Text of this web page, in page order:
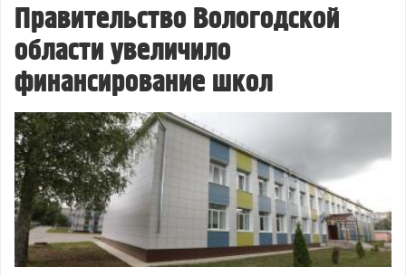
Правительство Вологодской
области увеличило
финансирование школ